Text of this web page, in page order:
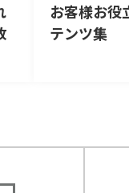
お客様お役
テンツ集